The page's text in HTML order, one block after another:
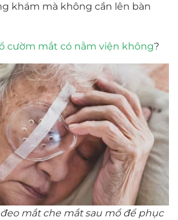
khám mà không cần lên bàn
cườm mắt có nằm viện không?
mắt che mắt sau mổ để phục